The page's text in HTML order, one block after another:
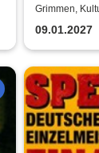
Milster -
2027
Grimmen,
09.01.2027